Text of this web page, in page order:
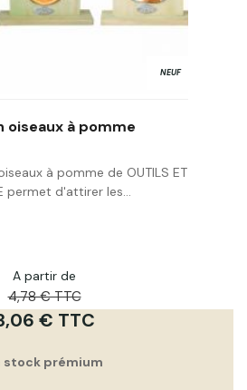
NEUF
oiseaux à pomme
à pomme de OUTILS ET
permet d'attirer les...
A partir de
4,78 € TTC
€ TTC
stock prémium